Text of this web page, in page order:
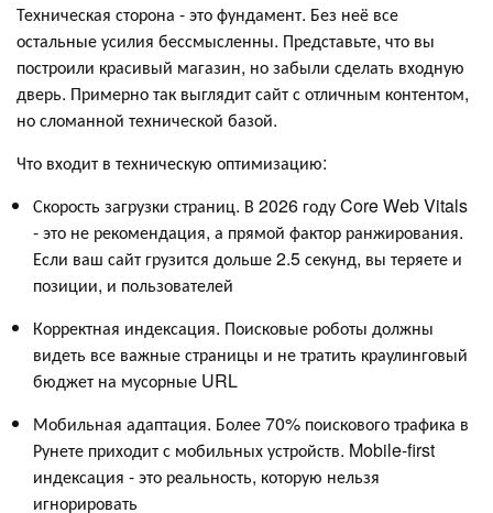
Техническая сторона - это фундамент. Без неё все
остальные усилия бессмысленны. Представьте, что вы
построили красивый магазин, но забыли сделать входную
дверь. Примерно так выглядит сайт с отличным контентом,
но сломанной технической базой.
Что входит в техническую оптимизацию:
Скорость загрузки страниц. В 2026 году Core Web Vitals
- это не рекомендация, а прямой фактор ранжирования.
Если ваш сайт грузится дольше 2.5 секунд, вы теряете и
позиции, и пользователей
Корректная индексация. Поисковые роботы должны
видеть все важные страницы и не тратить краулинговый
бюджет на мусорные URL
Мобильная адаптация. Более 70% поискового трафика в
Рунете приходит с мобильных устройств. Mobile-first
индексация - это реальность, которую нельзя
игнорировать